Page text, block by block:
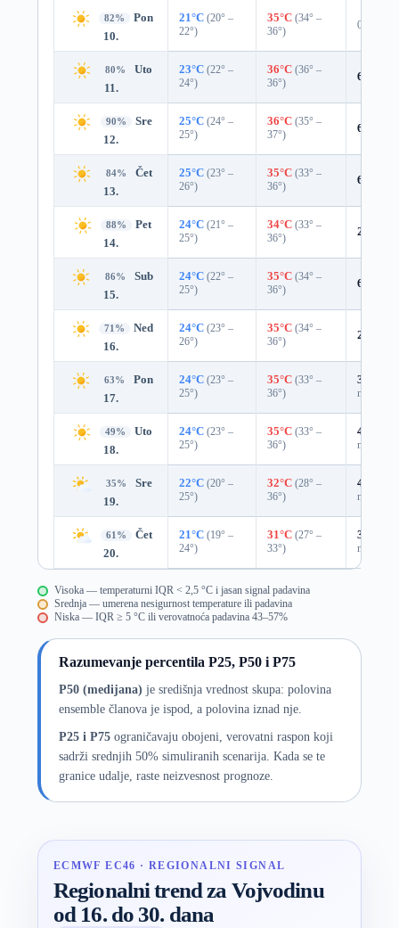
82%
Pon
10.
21°C (20° –
22°)
35°C (34° –
36°)
0%
80%
Uto
11.
23°C (22° –
24°)
36°C (36° –
36°)
6%
90%
Sre
12.
25°C (24° –
25°)
36°C (35° –
37°)
6%
84%
Čet
13.
25°C (23° –
26°)
35°C (33° –
36°)
6%
88%
Pet
14.
24°C (21° –
25°)
34°C (33° –
36°)
2%
86%
Sub
15.
24°C (22° –
25°)
35°C (34° –
36°)
6%
71%
Ned
16.
24°C (23° –
26°)
35°C (34° –
36°)
24%
63%
Pon
17.
24°C (23° –
25°)
35°C (33° –
36°)
31%
mm)
49%
Uto
18.
24°C (23° –
25°)
35°C (33° –
36°)
41%
mm)
35%
Sre
19.
22°C (20° –
25°)
32°C (28° –
36°)
47%
mm)
61%
Čet
20.
21°C (19° –
24°)
31°C (27° –
33°)
33%
mm)
Visoka — temperaturni IQR < 2,5 °C i jasan signal padavina
Srednja — umerena nesigurnost temperature ili padavina
Niska — IQR ≥ 5 °C ili verovatnoća padavina 43–57%
Razumevanje percentila P25, P50 i P75
P50 (medijana) je središnja vrednost skupa: polovina
ensemble članova je ispod, a polovina iznad nje.
P25 i P75ograničavaju obojeni, verovatni raspon koji
sadrži srednjih 50% simuliranih scenarija. Kada se te
granice udalje, raste neizvesnost prognoze.
ECMWF EC46 · REGIONALNI SIGNAL
Regionalni trend za Vojvodinu
od 16. do 30. dana